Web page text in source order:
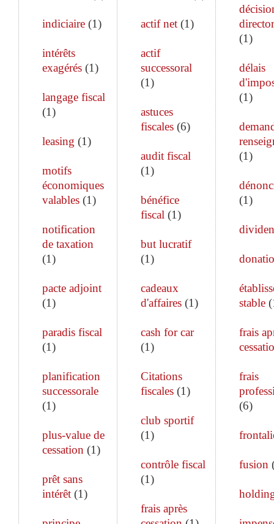
indiciaire (1)
intérêts
exagérés (1)
langage fiscal
(1)
leasing (1)
motifs
économiques
valables (1)
notification
de taxation
(1)
pacte adjoint
(1)
paradis fiscal
(1)
planification
successorale
(1)
plus-value de
cessation (1)
prêt sans
intérêt (1)
actif net(1)
actif
successoral
(1)
astuces
fiscales(6)
audit fiscal
(1)
bénéfice
fiscal (1)
but lucratif
(1)
cadeaux
d'affaires(1)
cash for car
(1)
Citations
fiscales(1)
club sportif
(1)
contrôle fiscal
(1)
frais après
(1)
délais
(1)
(1)
(1)
stable(
frais
frais
(6)
fusion